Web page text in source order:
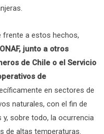
frente a estos hechos,
junto a otros
de Chile o el Servicio
de
en sectores de
naturales, con el fin de
sobre todo, la ocurrencia
de altas temperaturas.